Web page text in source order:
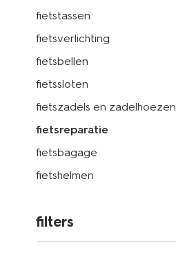
fietstassen
fietsverlichting
fietsbellen
fietssloten
fietszadels en zadelhoezen
fietsreparatie
fietsbagage
fietshelmen
filters